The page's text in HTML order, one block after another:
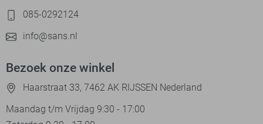
085-0292124
info@sans.nl
Bezoek onze winkel
Haarstraat 33, 7462 AK RIJSSEN Nederland
Maandag t/m Vrijdag 9:30 - 17:00